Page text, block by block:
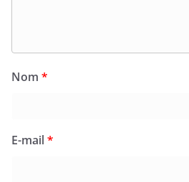
Nom *
E-mail*